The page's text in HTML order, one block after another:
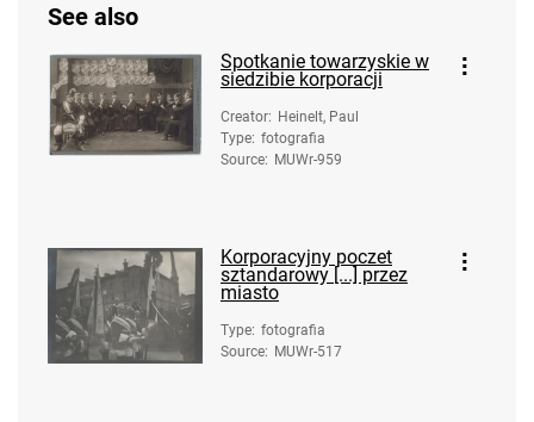
See also
Spotkanie towarzyskie w
siedzibie korporacji
Creator: Heinelt, Paul
Type: fotografia
Source: MUWr-959
Korporacyjny poczet
sztandarowy [...] przez
miasto
Type: fotografia
Source: MUWr-517